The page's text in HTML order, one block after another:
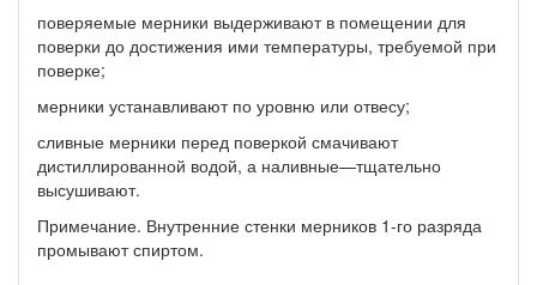
поверяемые мерники выдерживают в помещении для
поверки до достижения ими температуры, требуемой при
поверке;
мерники устанавливают по уровню или отвесу;
сливные мерники перед поверкой смачивают
дистиллированной водой, а наливные—тщательно
высушивают.
Примечание. Внутренние стенки мерников 1-го разряда
промывают спиртом.